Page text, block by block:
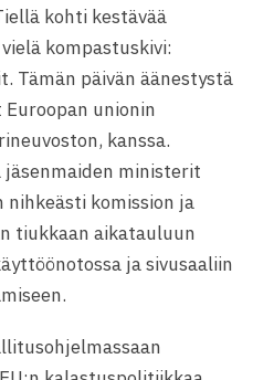
kohti kestävää
kompastuskivi:
Tämän päivän äänestystä
unionin
kanssa.
ministerit
komission ja
tiukkaan aikatauluun
ja sivusaaliin